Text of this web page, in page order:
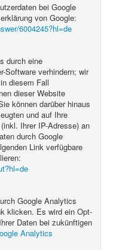
bei Google
von Google:
6004245?hl=de
durch eine
Software verhindern; wir
diesem Fall
dieser Website
können darüber hinaus
und auf Ihre
Ihrer IP-Adresse) an
durch Google
Link verfügbare
Google Analytics
klicken. Es wird ein Opt-
Daten bei zukünftigen
Analytics